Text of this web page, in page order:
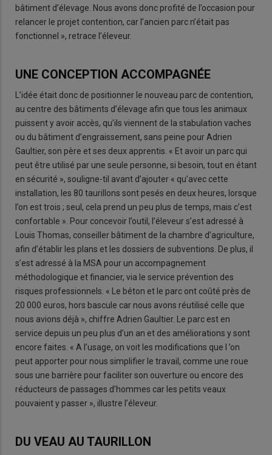
bâtiment d’élevage. Nous avons donc profité de l’occasion pour
relancer le projet contention, car l’ancien parc n’était pas
fonctionnel », retrace l’éleveur.
UNE CONCEPTION ACCOMPAGNÉE
L’idée était donc de positionner le nouveau parc de contention,
au centre des bâtiments d’élevage afin que tous les animaux
puissent y avoir accès, qu’ils viennent de la stabulation vaches
ou du bâtiment d’engraissement, sans peine pour Adrien
Gaultier, son père et ses deux apprentis. « Et avoir un parc qui
peut être utilisé par une seule personne, si besoin, tout en étant
en sécurité », souligne-til avant d’ajouter « qu’avec cette
installation, les 80 taurillons sont pesés en deux heures, lorsque
l’on est trois ; seul, cela prend un peu plus de temps, mais c’est
confortable ». Pour concevoir l’outil, l’éleveur s’est adressé à
Louis Thomas, conseiller bâtiment de la chambre d’agriculture,
afin d’établir les plans et les dossiers de subventions. De plus, il
s’est adressé à la MSA pour un accompagnement
méthodologique et financier, via le service prévention des
risques professionnels. « Le béton et le parc ont coûté près de
20 000 euros, hors bascule car nous avons réutilisé celle que
nous avions déjà », chiffre Adrien Gaultier. Le parc est en
service depuis un peu plus d’un an et des améliorations y sont
encore faites. « A l’usage, on voit les modifications que l ’on
peut apporter pour nous simplifier le travail, comme une roue
sous une barrière pour faciliter son ouverture ou encore des
réducteurs de passages d’hommes car les petits veaux
pouvaient y passer », illustre l’éleveur.
DU VEAU AU TAURILLON